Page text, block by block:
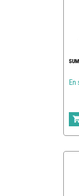
En